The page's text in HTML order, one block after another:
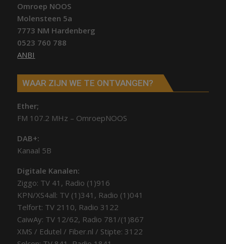
Omroep NOOS
Molensteen 5a
7773 NM Hardenberg
0523 760 788
ANBI
WAAR ZIJN WE TE ONTVANGEN?
Ether;
FM 107.2 MHz – OmroepNOOS
DAB+:
Kanaal 5B
Digitale Kanalen:
Ziggo: TV 41, Radio (1)916
KPN/XS4all: TV (1)341, Radio (1)041
Telfort: TV 2110, Radio 3122
CaiwAy: TV 12/62, Radio 781/(1)867
XMS / Edutel / Fiber.nl / Stipte: 3122